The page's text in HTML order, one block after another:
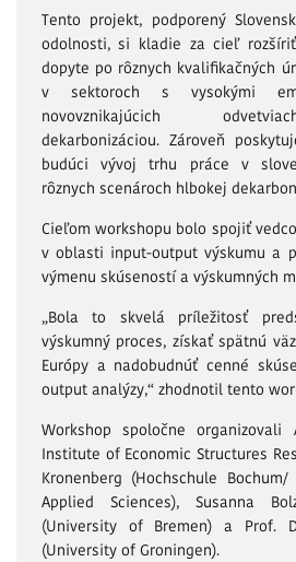
Tento projekt, podporený
odolnosti, si kladie za cieľ
dopyte po rôznych kvalifikačných
v sektoroch s vysokými
novovznikajúcich
dekarbonizáciou. Zároveň
budúci vývoj trhu práce v
rôznych scenároch hlbokej
Cieľom workshopu bolo spojiť
v oblasti input-output výskumu a
výmenu skúseností a výskumných
„Bola to skvelá príležitosť
výskumný proces, získať spätnú
Európy a nadobudnúť cenné
output analýzy,“ zhodnotil tento
Workshop spoločne organizovali
Institute of Economic Structures
Kronenberg (Hochschule
Applied Sciences), Susanna
(University of Bremen) a Prof.
(University of Groningen).